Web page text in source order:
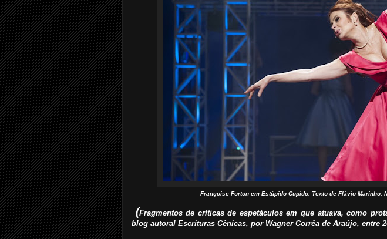
Françoise Forton em Estúpido Cupido. Texto de Flávio Marinho.
(Fragmentos de críticas de espetáculos em que atuava, como
blog autoral Escrituras Cênicas, por Wagner Corrêa de Araújo,